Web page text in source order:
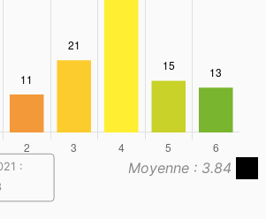
Moyenne : 3.84
: